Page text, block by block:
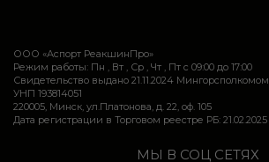
ООО «Аспорт РеакшинПро»
Режим работы: Пн , Вт , Ср , Чт , Пт c 09:00 до 17:00
Свидетельство выдано 21.11.2024 Мингорсполкомом
УНП 193814051
220005, Минск, ул.Платонова, д. 22, оф. 105
Дата регистрации в Торговом реестре РБ: 21.02.2025
МЫ В СОЦ СЕТЯХ